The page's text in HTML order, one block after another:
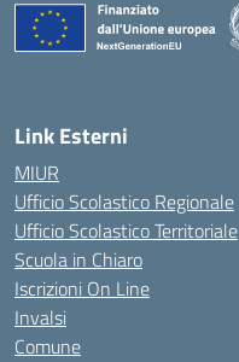
Link Esterni
MIUR
Ufficio Scolastico Regionale
Ufficio Scolastico Territoriale
Scuola in Chiaro
Iscrizioni On Line
Invalsi
Comune